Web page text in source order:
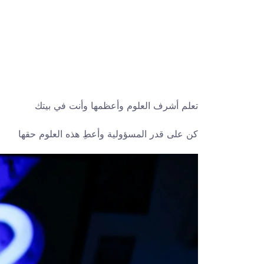
تعلم أشرف العلوم وأعظمها وأنت في بيتك
كن على قدر المسؤولية وأعطِ هذه العلوم حقها